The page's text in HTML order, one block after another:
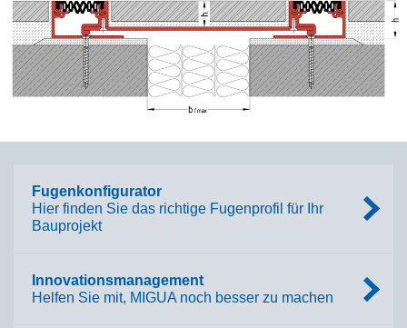
Fugenkonfigurator
Hier finden Sie das richtige Fugenprofil für Ihr
Bauprojekt
Innovationsmanagement
Helfen Sie mit, MIGUA noch besser zu machen